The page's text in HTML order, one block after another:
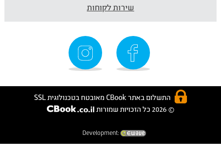
שירות לקוחות
התשלום באתר CBook מאובטח בטכנולוגית SSL
© 2026 כל הזכויות שמורות
Development: